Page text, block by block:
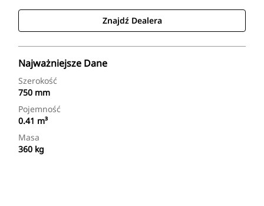
Znajdź Dealera
Najważniejsze Dane
Szerokość
750 mm
Pojemność
0.41 m³
Masa
360 kg